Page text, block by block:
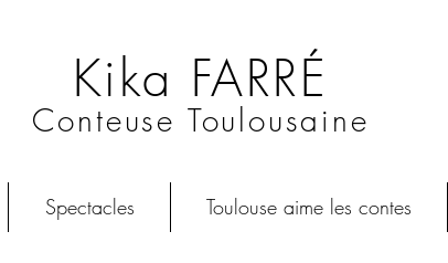
Kika FARRÉ
Conteuse Toulousaine
Spectacles Toulouse aime les contes